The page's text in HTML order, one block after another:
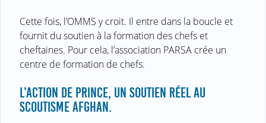
Cette fois, l’OMMS y croit. Il entre dans la boucle et
fournit du soutien à la formation des chefs et
cheftaines. Pour cela, l’association PARSA crée un
centre de formation de chefs.
L’ACTION DE PRINCE, UN SOUTIEN RÉEL AU
SCOUTISME AFGHAN.